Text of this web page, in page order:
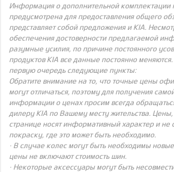
Информация о дополнительной комплектации
предусмотрена для предоставления общего
представляет собой предложения и KIA.
обеспечения достоверности предлагаемой
разумные усилия, по причине постоянного
продуктов KIA все данные постоянно меняются.
первую очередь следующие пункты:
Обратите внимание на то, что точные цены
могут отличаться, поэтому для получения
информации о ценах просим всегда
дилеру KIA по Вашему месту жительства.
странице носят информативный характер и не
покраску, где это может быть необходимо.
· В случае колес могут быть необходимы
цены не включают стоимость шин.
· Некоторые аксессуары могут быть